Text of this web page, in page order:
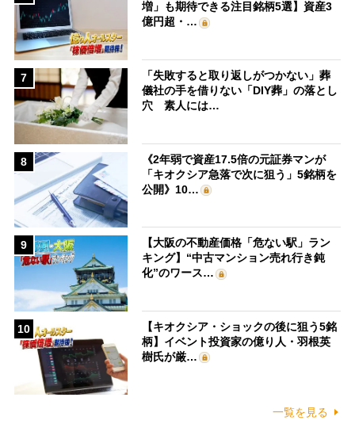
増」も期待できる注目銘柄5選】資産3
億円超・…
7
「失敗すると取り返しがつかない」葬
儀社の手を借りない「DIY葬」の落とし
穴 素人には…
8
《2年弱で資産17.5倍の元証券マンが
「キオクシア急落で次に狙う」5銘柄を
公開》10…
9
【大阪の不動産価格「危ない駅」ラン
キング】“中古マンション売れ行き鈍
化”のワース…
10
【キオクシア・ショックの後に狙う5銘
柄】イベント投資家の億り人・羽根英
樹氏が厳…
一覧を見る